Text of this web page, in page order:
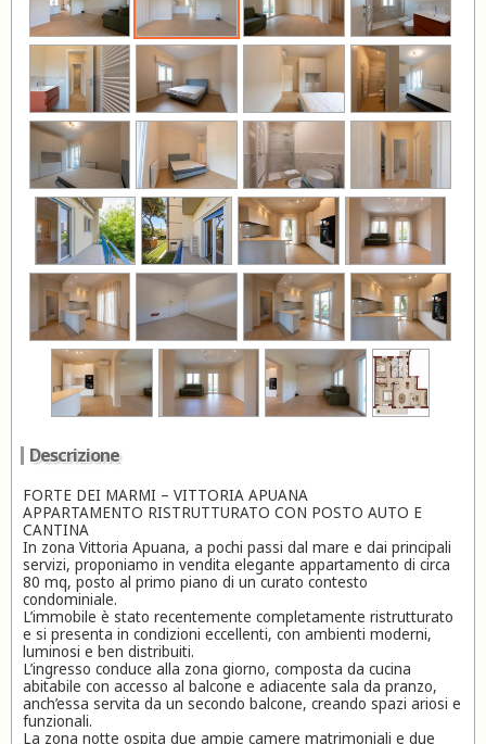
Descrizione
FORTE DEI MARMI – VITTORIA APUANA
APPARTAMENTO RISTRUTTURATO CON POSTO AUTO E
CANTINA
In zona Vittoria Apuana, a pochi passi dal mare e dai principali
servizi, proponiamo in vendita elegante appartamento di circa
80 mq, posto al primo piano di un curato contesto
condominiale.
L’immobile è stato recentemente completamente ristrutturato
e si presenta in condizioni eccellenti, con ambienti moderni,
luminosi e ben distribuiti.
L’ingresso conduce alla zona giorno, composta da cucina
abitabile con accesso al balcone e adiacente sala da pranzo,
anch’essa servita da un secondo balcone, creando spazi ariosi e
funzionali.
La zona notte ospita due ampie camere matrimoniali e due